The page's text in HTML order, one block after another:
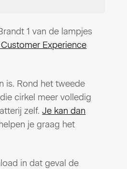
1 van de lampjes
Experience
is. Rond het tweede
cirkel meer volledig
zelf.Je kan dan
je graag het
in dat geval de